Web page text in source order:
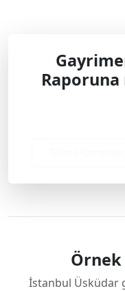
Raporuna
İstanbul Üsküdar